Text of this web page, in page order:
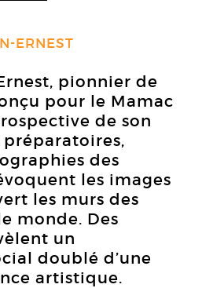
ERNEST
pionnier de
pour le Mamac
de son
des
les images
les murs des
monde. Des
un
doublé d’une
artistique.